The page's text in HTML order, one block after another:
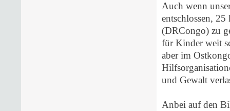
Auch wenn
entschlossen,
(DRCongo) zu
für Kinder weit
aber im
und Gewalt
Anbei auf den